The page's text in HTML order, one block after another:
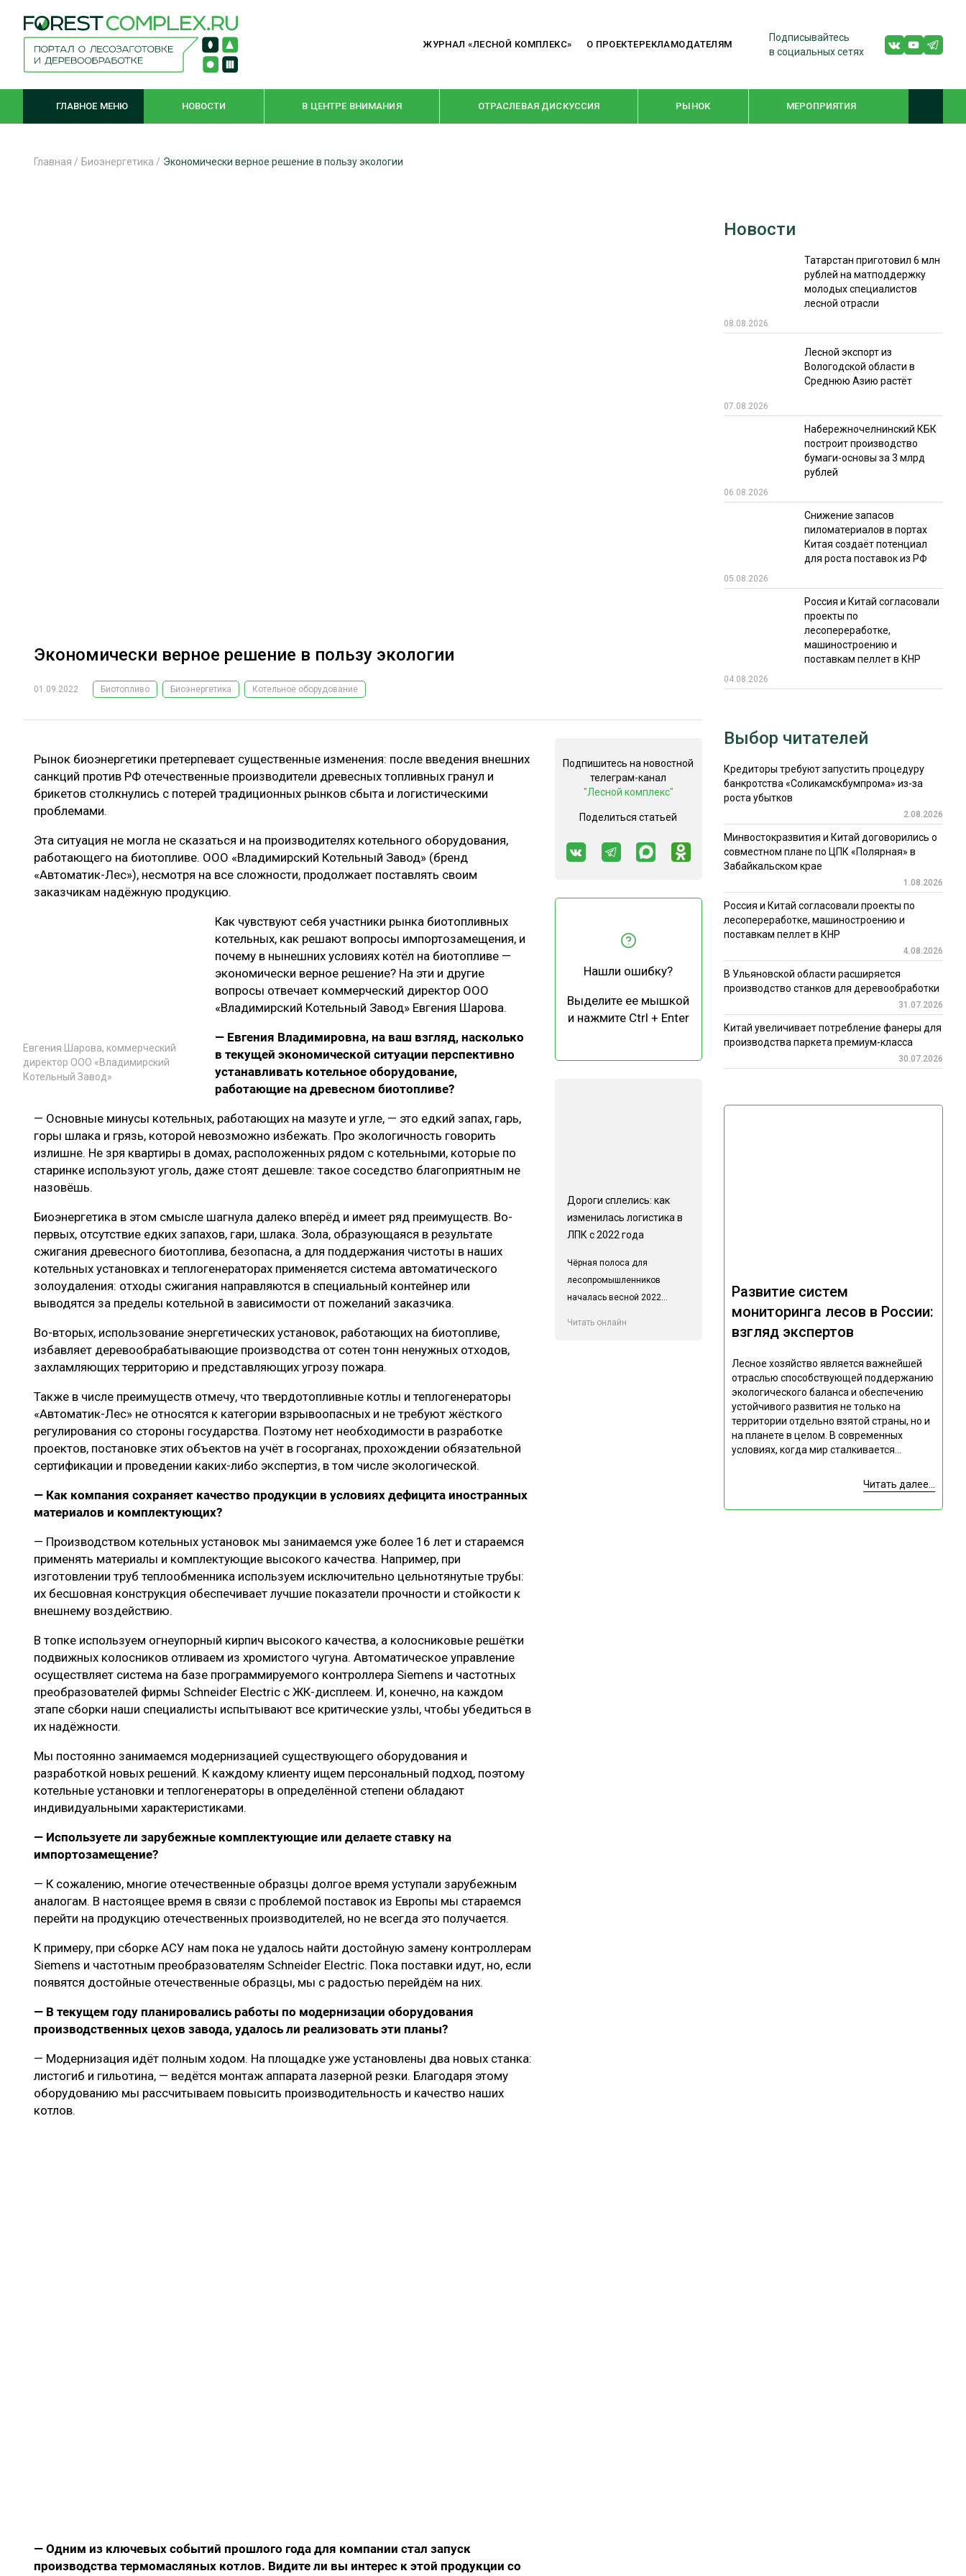
ЖУРНАЛ «ЛЕСНОЙ КОМПЛЕКС» О ПРОЕКТЕРЕКЛАМОДАТЕЛЯМ
Подписывайтесь
в социальных сетях
ГЛАВНОЕ МЕНЮ НОВОСТИ В ЦЕНТРЕ ВНИМАНИЯ ОТРАСЛЕВАЯ ДИСКУССИЯ РЫНОК МЕРОПРИЯТИЯ
WOODEX-2021
СУШКА ДРЕВЕСИНЫ
ИТОГИ МЕРОПРИЯТИЙ
Главная / Биоэнергетика / Экономически верное решение в пользу экологии
Экономически верное решение в пользу экологии
01.09.2022 Биотопливо Биоэнергетика Котельное оборудование
Рынок биоэнергетики претерпевает существенные изменения: после введения внешних
санкций против РФ отечественные производители древесных топливных гранул и
брикетов столкнулись с потерей традиционных рынков сбыта и логистическими
проблемами.
Эта ситуация не могла не сказаться и на производителях котельного оборудования,
работающего на биотопливе. ООО «Владимирский Котельный Завод» (бренд
«Автоматик-Лес»), несмотря на все сложности, продолжает поставлять своим
заказчикам надёжную продукцию.
Евгения Шарова, коммерческий
директор ООО «Владимирский
Котельный Завод»
Как чувствуют себя участники рынка биотопливных
котельных, как решают вопросы импортозамещения, и
почему в нынешних условиях котёл на биотопливе —
экономически верное решение? На эти и другие
вопросы отвечает коммерческий директор ООО
«Владимирский Котельный Завод» Евгения Шарова.
— Евгения Владимировна, на ваш взгляд, насколько
в текущей экономической ситуации перспективно
устанавливать котельное оборудование,
работающие на древесном биотопливе?
— Основные минусы котельных, работающих на мазуте и угле, — это едкий запах, гарь,
горы шлака и грязь, которой невозможно избежать. Про экологичность говорить
излишне. Не зря квартиры в домах, расположенных рядом с котельными, которые по
старинке используют уголь, даже стоят дешевле: такое соседство благоприятным не
назовёшь.
Биоэнергетика в этом смысле шагнула далеко вперёд и имеет ряд преимуществ. Во-
первых, отсутствие едких запахов, гари, шлака. Зола, образующаяся в результате
сжигания древесного биотоплива, безопасна, а для поддержания чистоты в наших
котельных установках и теплогенераторах применяется система автоматического
золоудаления: отходы сжигания направляются в специальный контейнер или
выводятся за пределы котельной в зависимости от пожеланий заказчика.
Во-вторых, использование энергетических установок, работающих на биотопливе,
избавляет деревообрабатывающие производства от сотен тонн ненужных отходов,
захламляющих территорию и представляющих угрозу пожара.
Также в числе преимуществ отмечу, что твердотопливные котлы и теплогенераторы
«Автоматик-Лес» не относятся к категории взрывоопасных и не требуют жёсткого
регулирования со стороны государства. Поэтому нет необходимости в разработке
проектов, постановке этих объектов на учёт в госорганах, прохождении обязательной
сертификации и проведении каких-либо экспертиз, в том числе экологической.
— Как компания сохраняет качество продукции в условиях дефицита иностранных
материалов и комплектующих?
— Производством котельных установок мы занимаемся уже более 16 лет и стараемся
применять материалы и комплектующие высокого качества. Например, при
изготовлении труб теплообменника используем исключительно цельнотянутые трубы:
их бесшовная конструкция обеспечивает лучшие показатели прочности и стойкости к
внешнему воздействию.
В топке используем огнеупорный кирпич высокого качества, а колосниковые решётки
подвижных колосников отливаем из хромистого чугуна. Автоматическое управление
осуществляет система на базе программируемого контроллера Siemens и частотных
преобразователей фирмы Schneider Electric с ЖК-дисплеем. И, конечно, на каждом
этапе сборки наши специалисты испытывают все критические узлы, чтобы убедиться в
их надёжности.
Мы постоянно занимаемся модернизацией существующего оборудования и
разработкой новых решений. К каждому клиенту ищем персональный подход, поэтому
котельные установки и теплогенераторы в определённой степени обладают
индивидуальными характеристиками.
— Используете ли зарубежные комплектующие или делаете ставку на
импортозамещение?
— К сожалению, многие отечественные образцы долгое время уступали зарубежным
аналогам. В настоящее время в связи с проблемой поставок из Европы мы стараемся
перейти на продукцию отечественных производителей, но не всегда это получается.
К примеру, при сборке АСУ нам пока не удалось найти достойную замену контроллерам
Siemens и частотным преобразователям Schneider Electric. Пока поставки идут, но, если
появятся достойные отечественные образцы, мы с радостью перейдём на них.
— В текущем году планировались работы по модернизации оборудования
производственных цехов завода, удалось ли реализовать эти планы?
— Модернизация идёт полным ходом. На площадке уже установлены два новых станка:
листогиб и гильотина, — ведётся монтаж аппарата лазерной резки. Благодаря этому
оборудованию мы рассчитываем повысить производительность и качество наших
котлов.
— Одним из ключевых событий прошлого года для компании стал запуск
производства термомасляных котлов. Видите ли вы интерес к этой продукции со
Подпишитесь на новостной
телеграм-канал
"Лесной комплекс"
Поделиться статьей
Нашли ошибку?
Выделите ее мышкой
и нажмите Ctrl + Enter
Дороги сплелись: как
изменилась логистика в
ЛПК с 2022 года
Чёрная полоса для
лесопромышленников
началась весной 2022...
Читать онлайн
Новости
Татарстан приготовил 6 млн
рублей на матподдержку
молодых специалистов
лесной отрасли
08.08.2026
Лесной экспорт из
Вологодской области в
Среднюю Азию растёт
07.08.2026
Набережночелнинский КБК
построит производство
бумаги-основы за 3 млрд
рублей
06.08.2026
Снижение запасов
пиломатериалов в портах
Китая создаёт потенциал
для роста поставок из РФ
05.08.2026
Россия и Китай согласовали
проекты по
лесопереработке,
машиностроению и
поставкам пеллет в КНР
04.08.2026
Развитие систем
мониторинга лесов в России:
взгляд экспертов
Лесное хозяйство является важнейшей
отраслью способствующей поддержанию
экологического баланса и обеспечению
устойчивого развития не только на
территории отдельно взятой страны, но и
на планете в целом. В современных
условиях, когда мир сталкивается...
Читать далее...
Выбор читателей
Кредиторы требуют запустить процедуру
банкротства «Соликамскбумпрома» из-за
роста убытков
2.08.2026
Минвостокразвития и Китай договорились о
совместном плане по ЦПК «Полярная» в
Забайкальском крае
1.08.2026
Россия и Китай согласовали проекты по
лесопереработке, машиностроению и
поставкам пеллет в КНР
4.08.2026
В Ульяновской области расширяется
производство станков для деревообработки
31.07.2026
Китай увеличивает потребление фанеры для
производства паркета премиум-класса
30.07.2026